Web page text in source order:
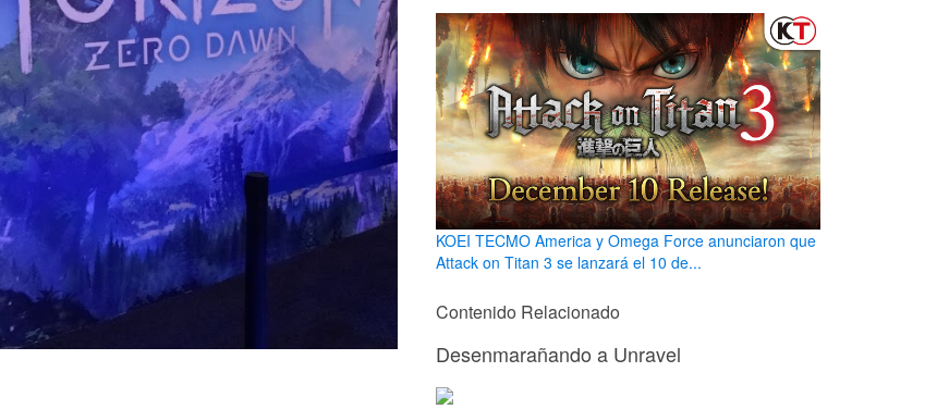
KOEI TECMO America y Omega Force anunciaron que
Attack on Titan 3 se lanzará el 10 de...
Contenido Relacionado
Desenmarañando a Unravel